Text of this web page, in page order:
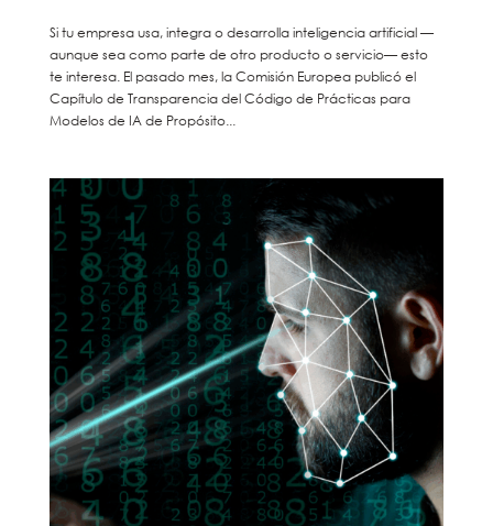
Si tu empresa usa, integra o desarrolla inteligencia artificial —
aunque sea como parte de otro producto o servicio— esto
te interesa. El pasado mes, la Comisión Europea publicó el
Capítulo de Transparencia del Código de Prácticas para
Modelos de IA de Propósito...